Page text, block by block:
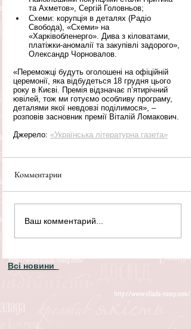
та Ахметов», Сергій Головньов;
Схеми: корупція в деталях (Радіо
Свобода), «Схеми» на
«Харківобленерго». Дива з кіловатами,
платіжки-аномалії та закупівлі задорого»,
Олександр Чорновалов.
«Переможці будуть оголошені на офіційній
церемонії, яка відбудеться 18 грудня цього
року в Києві. Премія відзначає п’ятирічний
ювілей, тож ми готуємо особливу програму,
деталями якої невдовзі поділимося», –
розповів засновник премії Віталій Ломакович.
Джерело: «Українська літературна газета»
Комментарии
Ваш комментарий...
Всі новини